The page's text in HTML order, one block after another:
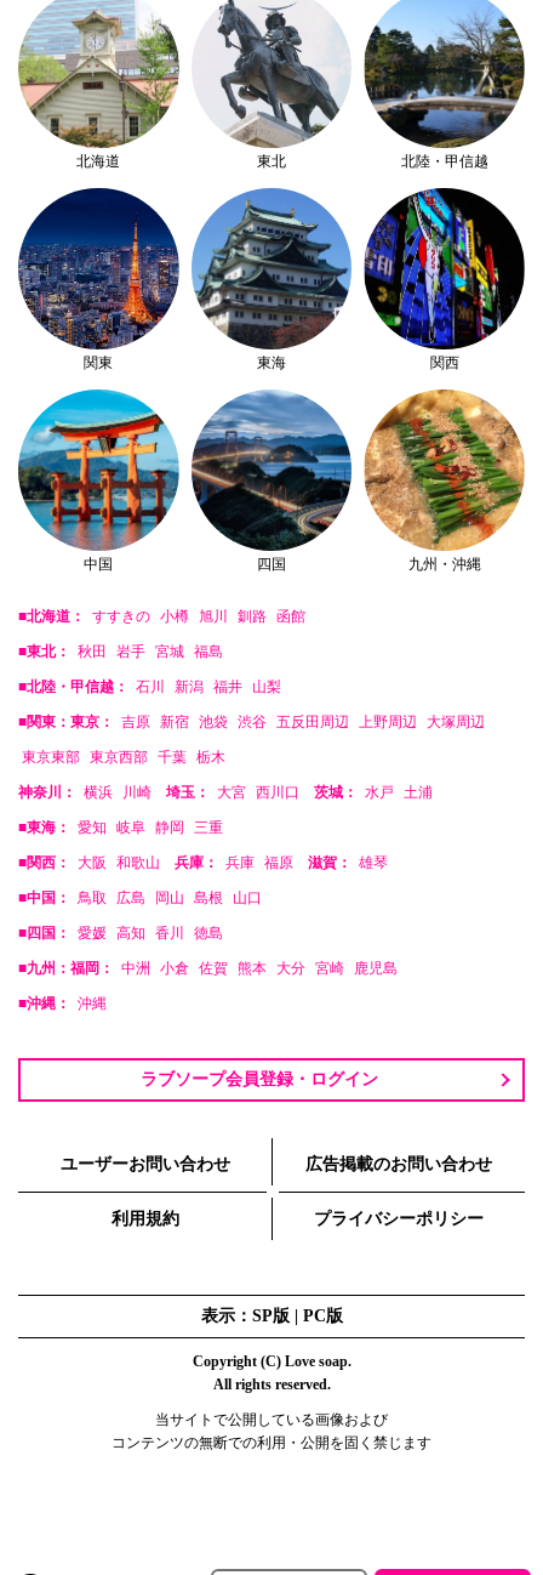
北海道 東北 北陸・甲信越
関東 東海 関西
中国 四国 九州・沖縄
■北海道： すすきの 小樽 旭川 釧路 函館
■東北： 秋田 岩手 宮城 福島
■北陸・甲信越： 石川 新潟 福井 山梨
■関東：東京： 吉原 新宿 池袋 渋谷 五反田周辺 上野周辺 大塚周辺
東京東部 東京西部 千葉 栃木
神奈川： 横浜 川崎 埼玉： 大宮 西川口 茨城： 水戸 土浦
■東海： 愛知 岐阜 静岡 三重
■関西： 大阪 和歌山 兵庫： 兵庫 福原 滋賀： 雄琴
■中国： 鳥取 広島 岡山 島根 山口
■四国： 愛媛 高知 香川 徳島
■九州：福岡： 中洲 小倉 佐賀 熊本 大分 宮崎 鹿児島
■沖縄： 沖縄
ラブソープ会員登録・ログイン
ユーザーお問い合わせ 広告掲載のお問い合わせ
利用規約 プライバシーポリシー
表示：SP版 | PC版
Copyright (C) Love soap.
All rights reserved.
当サイトで公開している画像および
コンテンツの無断での利用・公開を固く禁じます